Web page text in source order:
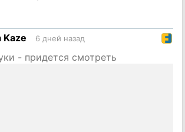
Kaze 6 дней назад
- придется смотреть